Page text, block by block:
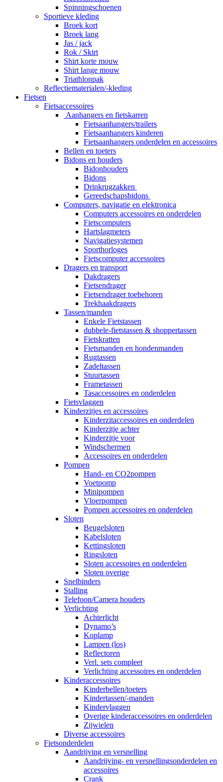
Spinningschoenen
Sportieve kleding
Broek kort
Broek lang
Jas / jack
Rok / Skirt
Shirt korte mouw
Shirt lange mouw
Triathlonpak
Reflectiematerialen/-kleding
Fietsen
Fietsaccessoires
Aanhangers en fietskarren
Fietsaanhangers/trailers
Fietsaanhangers kinderen
Fietsaanhangers onderdelen en accessoires
Bellen en toeters
Bidons en houders
Bidonhouders
Bidons
Drinkrugzakken
Gereedschapsbidons
Computers, navigatie en elektronica
Computers accessoires en onderdelen
Fietscomputers
Hartslagmeters
Navigatiesystemen
Sporthorloges
Fietscomputer accessoires
Dragers en transport
Dakdragers
Fietsendrager
Fietsendrager toebehoren
Trekhaakdragers
Tassen/manden
Enkele Fietstassen
dubbele-fietstassen & shoppertassen
Fietskratten
Fietsmanden en hondenmanden
Rugtassen
Zadeltassen
Stuurtassen
Frametassen
Tasaccessoires en onderdelen
Fietsvlaggen
Kinderzitjes en accessoires
Kinderzitaccessoires en onderdelen
Kinderzitje achter
Kinderzitje voor
Windschermen
Accessoires en onderdelen
Pompen
Hand- en CO2pompen
Voetpomp
Minipompen
Vloerpompen
Pompen accessoires en onderdelen
Sloten
Beugelsloten
Kabelsloten
Kettingsloten
Ringsloten
Sloten accessoires en onderdelen
Sloten overige
Snelbinders
Stalling
Telefoon/Camera houders
Verlichting
Achterlicht
Dynamo’s
Koplamp
Lampen (los)
Reflectoren
Verl. sets compleet
Verlichting accessoires en onderdelen
Kinderaccessoires
Kinderbellen/toeters
Kindertassen/-manden
Kindervlaggen
Overige kinderaccessoires en onderdelen
Zijwielen
Diverse accessoires
Fietsonderdelen
Aandrijving en versnelling
Aandrijving- en versnellingsonderdelen en
accessoires
Crank